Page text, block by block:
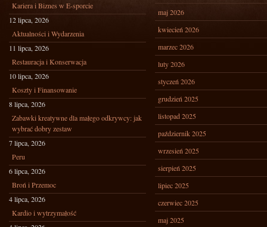
Kariera i Biznes w E-sporcie
12 lipca, 2026
Aktualności i Wydarzenia
11 lipca, 2026
Restauracja i Konserwacja
10 lipca, 2026
Koszty i Finansowanie
8 lipca, 2026
Zabawki kreatywne dla małego odkrywcy: jak
wybrać dobry zestaw
7 lipca, 2026
Peru
6 lipca, 2026
Broń i Przemoc
4 lipca, 2026
Kardio i wytrzymałość
maj 2026
kwiecień 2026
marzec 2026
luty 2026
styczeń 2026
grudzień 2025
listopad 2025
październik 2025
wrzesień 2025
sierpień 2025
lipiec 2025
czerwiec 2025
maj 2025